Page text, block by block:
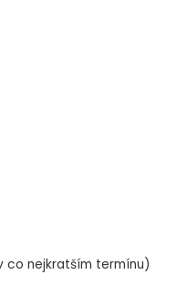
co nejkratším termínu)